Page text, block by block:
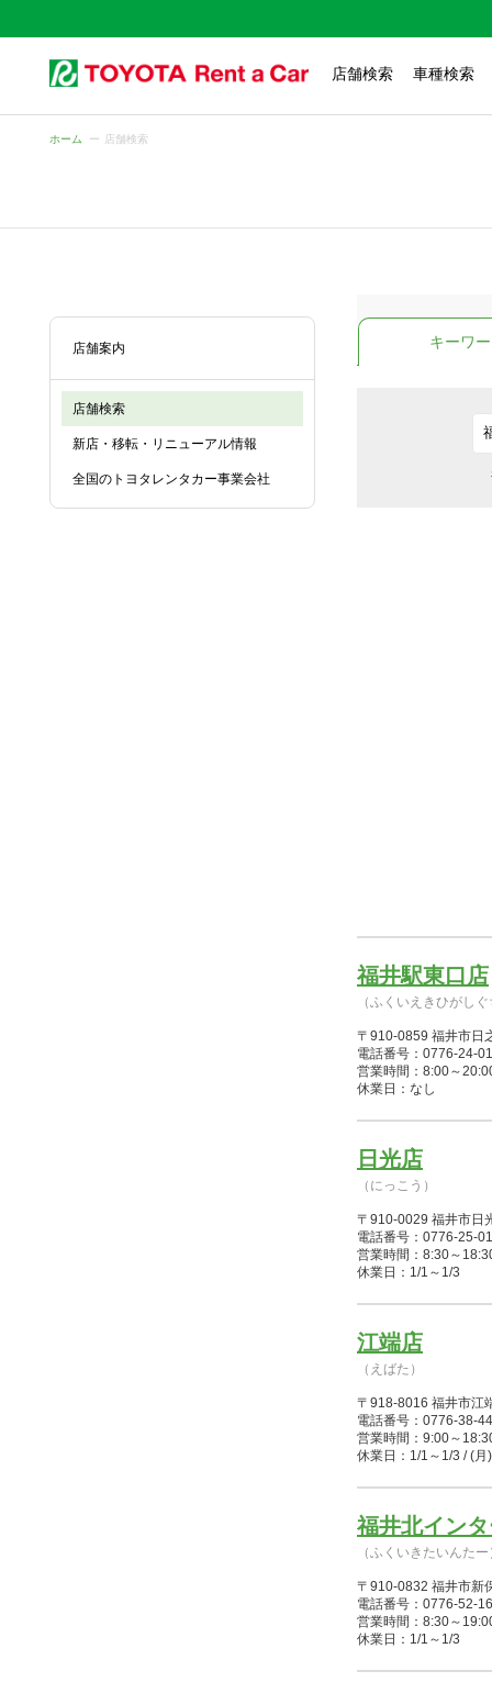
店舗検索 車種検索
ホーム 店舗検索
店舗案内
店舗検索
新店・移転・リニューアル情報
全国のトヨタレンタカー事業会社
キーワ
福井駅東口店
（ふくいえきひがし
〒910-0859 福井市日
電話番号：0776-24-
営業時間：8:00～
休業日：なし
日光店
（にっこう）
〒910-0029 福井市日
電話番号：0776-25-
営業時間：8:30～
休業日：1/1～1/3
江端店
（えばた）
〒918-8016 福井市江
電話番号：0776-38-
営業時間：9:00～
休業日：1/1～1/3 / (
福井北イン
（ふくいきたいんたー
〒910-0832 福井市新
電話番号：0776-52-
営業時間：8:30～
休業日：1/1～1/3